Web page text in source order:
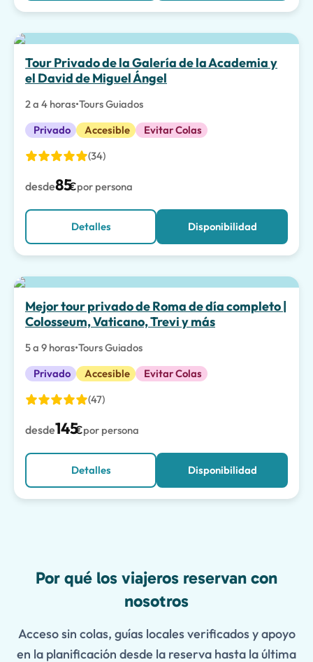
La mejor opción
Tour Privado de la Galería de la Academia y
el David de Miguel Ángel
2 a 4 horas•Tours Guiados
Privado
Accesible
Evitar Colas
(34)
desde85€por persona
Detalles Disponibilidad
La mejor opción
Mejor tour privado de Roma de día completo |
Colosseum, Vaticano, Trevi y más
5 a 9 horas•Tours Guiados
Privado
Accesible
Evitar Colas
(47)
desde145€por persona
Detalles Disponibilidad
FeaturesPor qué los viajeros reservan con
nosotros
Acceso sin colas, guías locales verificados y apoyo
en la planificación desde la reserva hasta la última